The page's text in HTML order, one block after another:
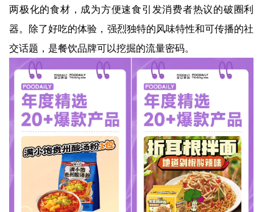
两极化的食材，成为方便速食引发消费者热议的破圈利
器。除了好吃的体验，强烈独特的风味特性和可传播的社
交话题，是餐饮品牌可以挖掘的流量密码。